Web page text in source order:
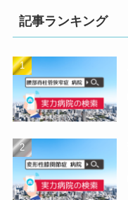
記事ランキング